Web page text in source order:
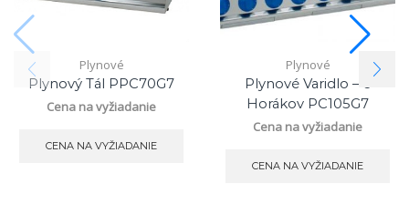
Plynové
Plynový Tál PPC70G7
Cena na vyžiadanie
CENA NA VYŽIADANIE
Plynové
Plynové Varidlo – 6
Horákov PC105G7
Cena na vyžiadanie
CENA NA VYŽIADANIE